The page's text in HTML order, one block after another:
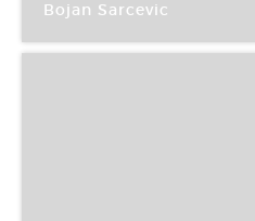
Bojan Sarcevic